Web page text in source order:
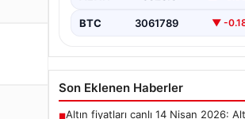
BTC 3061789 ▼ -
Son Eklenen Haberler
■Altın fiyatları canlı 14 Nisan 2026: